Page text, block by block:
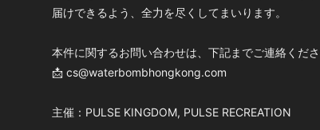
届けできるよう、全力を尽くしてまいります。
本件に関するお問い合わせは、下記までご連絡くださ
📩 cs@waterbombhongkong.com
主催：PULSE KINGDOM, PULSE RECREATION